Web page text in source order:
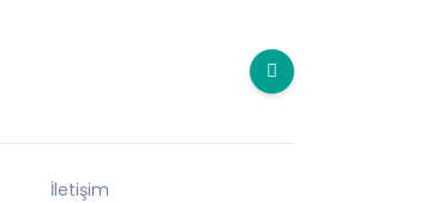
İletişim